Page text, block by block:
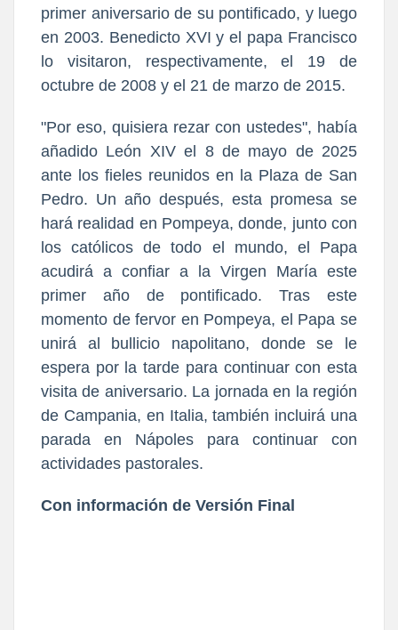
primer aniversario de su pontificado, y luego
en 2003. Benedicto XVI y el papa Francisco
lo visitaron, respectivamente, el 19 de
octubre de 2008 y el 21 de marzo de 2015.
"Por eso, quisiera rezar con ustedes", había
añadido León XIV el 8 de mayo de 2025
ante los fieles reunidos en la Plaza de San
Pedro. Un año después, esta promesa se
hará realidad en Pompeya, donde, junto con
los católicos de todo el mundo, el Papa
acudirá a confiar a la Virgen María este
primer año de pontificado. Tras este
momento de fervor en Pompeya, el Papa se
unirá al bullicio napolitano, donde se le
espera por la tarde para continuar con esta
visita de aniversario. La jornada en la región
de Campania, en Italia, también incluirá una
parada en Nápoles para continuar con
actividades pastorales.
Con información de Versión Final